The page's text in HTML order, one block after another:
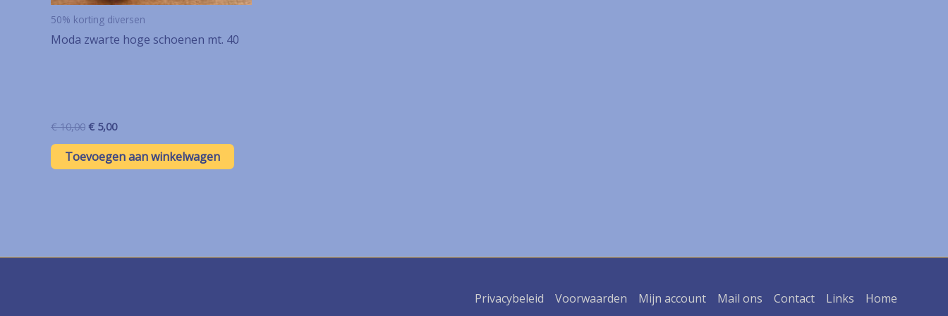
50% korting diversen
Moda zwarte hoge schoenen mt. 40
€10,00 Oorspronkelijke
was:
€ 10,00.
€ 5,00Huidige
is:
€ 5,00.
Toevoegen aan winkelwagen
Privacybeleid Voorwaarden Mijn account Mail ons Contact Links Home